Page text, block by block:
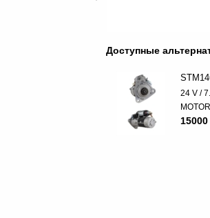
Доступные
24 V /